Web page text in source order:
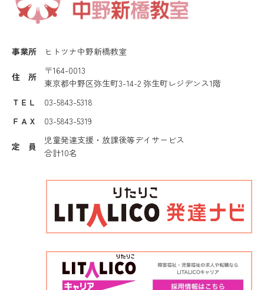
事業所 ヒトツナ中野新橋教室
住 所
〒164-0013
東京都中野区弥生町3-14-2 弥生町レジデンス1階
ＴＥＬ
03-5843-5318
ＦＡＸ
03-5843-5319
定 員
児童発達支援・放課後等デイサービス
合計10名